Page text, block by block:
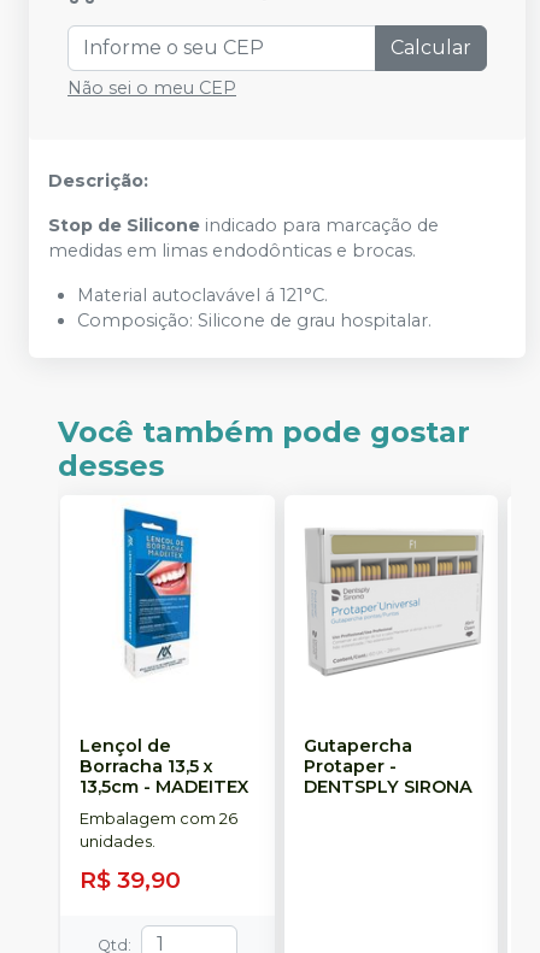
Calcular
Não sei o meu CEP
Descrição:
Stop de Silicone indicado para marcação de
medidas em limas endodônticas e brocas.
Material autoclavável á 121°C.
Composição: Silicone de grau hospitalar.
Você também pode gostar
desses
Lençol de
Borracha 13,5 x
13,5cm - MADEITEX
Embalagem com 26
unidades.
R$ 39,90
Qtd :
Gutapercha
Protaper-
DENTSPLY SIRONA